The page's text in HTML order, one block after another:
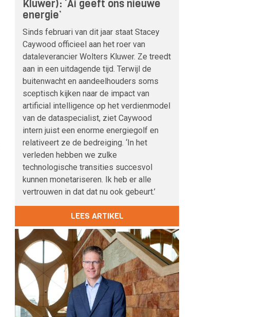
Kluwer): ‘Ai geeft ons nieuwe
energie’
Sinds februari van dit jaar staat Stacey
Caywood officieel aan het roer van
dataleverancier Wolters Kluwer. Ze treedt
aan in een uitdagende tijd. Terwijl de
buitenwacht en aandeelhouders soms
sceptisch kijken naar de impact van
artificial intelligence op het verdienmodel
van de dataspecialist, ziet Caywood
intern juist een enorme energiegolf en
relativeert ze de bedreiging. ‘In het
verleden hebben we zulke
technologische transities succesvol
kunnen monetariseren. Ik heb er alle
vertrouwen in dat dat nu ook gebeurt.’
LEES ARTIKEL